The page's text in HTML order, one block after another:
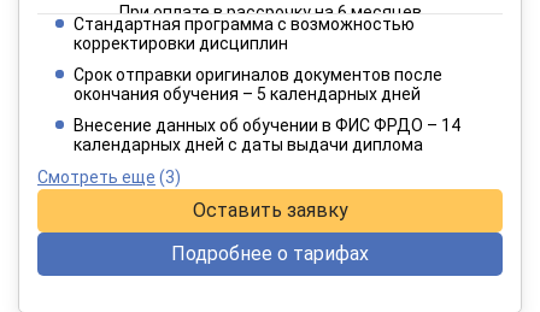
При оплате в рассрочку на 6 месяцев
3 849 руб.
При оплате в рассрочку на 12 месяцев
Стандартная программа с возможностью
корректировки дисциплин
Срок отправки оригиналов документов после
окончания обучения – 5 календарных дней
Внесение данных об обучении в ФИС ФРДО – 14
календарных дней с даты выдачи диплома
Смотреть еще (3)
Оставить заявку
Подробнее о тарифах